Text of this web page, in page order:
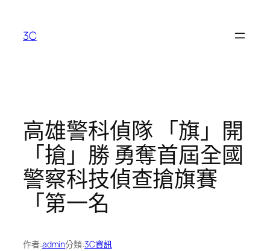
3C
高雄警科偵隊 「旗」開
「搶」勝 勇奪首屆全國
警察科技偵查搶旗賽
「第一名
作者:admin分類:3C資訊